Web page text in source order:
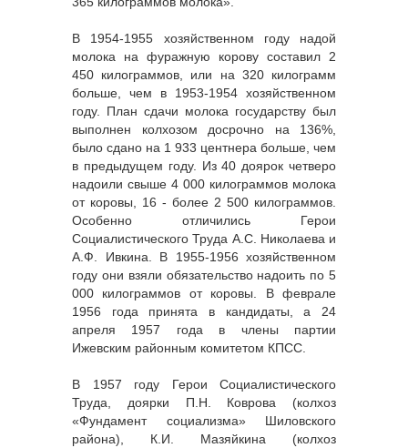
В 1954-1955 хозяйственном году надой
молока на фуражную корову составил 2
450 килограммов, или на 320 килограмм
больше, чем в 1953-1954 хозяйственном
году. План сдачи молока государству был
выполнен колхозом досрочно на 136%,
было сдано на 1 933 центнера больше, чем
в предыдущем году. Из 40 доярок четверо
надоили свыше 4 000 килограммов молока
от коровы, 16 - более 2 500 килограммов.
Особенно отличились Герои
Социалистического Труда А.С. Николаева и
А.Ф. Ивкина. В 1955-1956 хозяйственном
году они взяли обязательство надоить по 5
000 килограммов от коровы. В феврале
1956 года принята в кандидаты, а 24
апреля 1957 года в члены партии
Ижевским районным комитетом КПСС.
В 1957 году Герои Социалистического
Труда, доярки П.Н. Коврова (колхоз
«Фундамент социализма» Шиловского
района), К.И. Мазяйкина (колхоз